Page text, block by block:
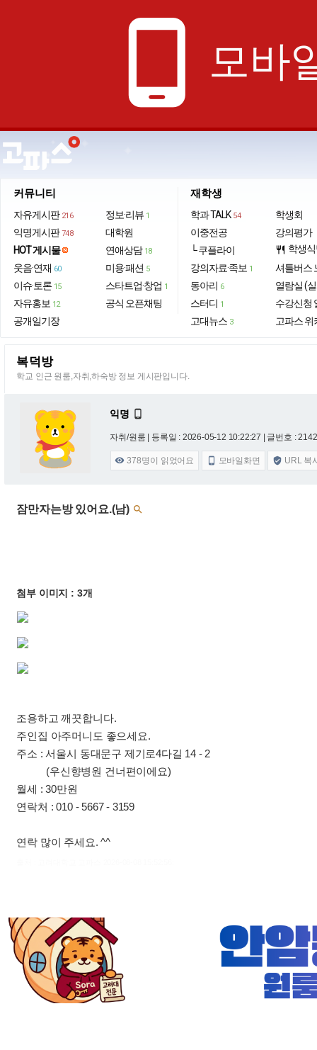
phone_android 모바
커뮤니티
자유게시판 216
익명게시판 748
HOT 게시물
웃음·연재 60
이슈·토론 15
자유홍보 12
공개일기장
정보·리뷰 1
대학원
연애상담 18
미용·패션 5
스타트업·창업 1
공식 오픈채팅
재학생
학과 TALK 54
이중전공
└ 쿠플라이
강의자료·족보 1
동아리 6
스터디 1
고대뉴스 3
학생회
강의평가
restaurant 학생
셔틀버스
열람실 (
수강신청
고파스 위
복덕방
학교 인근 원룸,자취,하숙방 정보 게시판입니다.
익명 
자취/원룸 | 등록일 : 2026-05-12 10:22:27 | 글번호 :
 378명이 읽었어요  모바일화면  URL 복
잠만자는방 있어요.(남) 
첨부 이미지 : 3개
조용하고 깨끗합니다.
주인집 아주머니도 좋으세요.
주소 : 서울시 동대문구 제기로4다길 14 - 2
(우신향병원 건너편이에요)
월세 : 30만원
연락처 : 010 - 5667 - 3159
연락 많이 주세요. ^^